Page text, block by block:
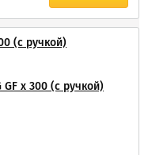
(с ручкой)